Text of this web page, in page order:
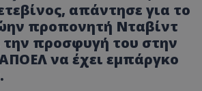
απάντησε για το
προπονητή Νταβίντ
την προσφυγή του στην
να έχει εμπάργκο